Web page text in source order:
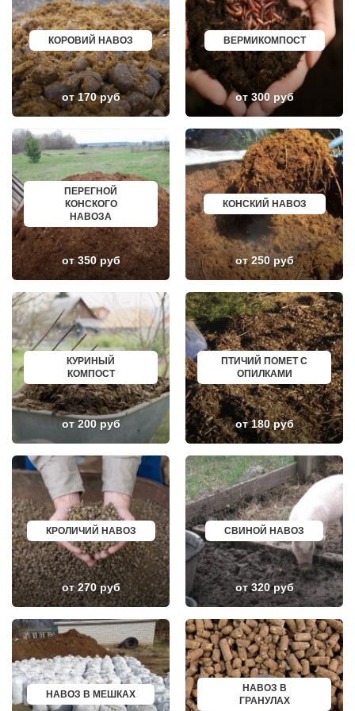
ЛУХОВИЦЫ
ЛЫТКАРИНО
ЛЬВОВСКИЙ
ЛЮБЕРЦЫ
ЛЮБУЧАНЫ
МАЛАХОВКА
МАЛИНО
МАМЫРИ
МАРФИНО
МЕНДЕЛЕЕВО
МЕШКОВО
МЕЩЕРИНО
МИХНЕВО
МИШЕРОНСКИЙ
МОЖАЙСК
МОЛОДЕЖНЫЙ
МОЛОКОВО
МОНИНО
МОСКОВСКИЙ
МУХАНОВО
МЫТИЩИ
НАРО-ФОМИНСК
НАХАБИНО
НЕКРАСОВКА
НЕКРАСОВСКИЙ
НЕМЧИНОВКА
НИЖНЕЕ ВАЛУЕВО
НОВИНКИ
НОВОБРАТЦЕВСКИЙ
НОВОИВАНОВСКОЕ
НОВОПЕТРОВСКОЕ
НОВОПОДРЕЗКОВО
НОВОСИНЬКОВО
ОБОЛЕНСК
ОБУХОВО
ОДИНЦОВО
ОЖЕРЕЛЬЕ
ОКТЯБРЬСКИЙ
ОПАЛИХА
ОРЕХОВО-ЗУЕВО
ОСТРОВЦЫ
ПАВЛОВСКАЯ СЛОБОДА
ПАВЛОВСКИЙ ПОСАД
ПЕНИНО
ПЕРВОМАЙСКОЕ
ПЕРЕСВЕТ
ПЕСКИ
ПИРОГОВСКИЙ
ПОВАРОВО
ПОДОЛЬСК
ПОЛУШКИНО
ПОСЕЛОК ВОСКРЕСЕНСКОЕ
ПОСЕЛОК БИОКОМБИНАТА
ПОСЕЛОК БОЛЬШЕВИК
ДИМИТРОВГРАД
СИМ
МАЛОЯРОСЛАВЕЦ
МАРИИНСК
МИНУСИНСК
ВЕРХНЯЯ ПЫШМА
РОССОШЬ
УСТЬ ЛАБИНСК
КОМСОМОЛЬСК
РЖЕВ
АЛЕКСЕЕВКА
ВЯЗЬМА
ИШИМ
ПОКРОВ
ЗЕЛЕНОДОЛЬСК
ЛИВНЫ
БОБРОВ
ЛИСКИ
КУЗНЕЦК
БАЛАШОВ
ВЫШНИЙ ВОЛОЧЕК
БЕЛОЯРСКИЙ
ГУСЬ ХРУСТАЛЬНЫЙ
ИЗБЕРБАШ
НАЗРАНЬ
АБИНСК
ПЕРЕВОЗ
ИСКИТИМ
СЫСЕРТЬ
КЫЗЫЛ
МИХАЙЛОВКА
АКСАЙ
ПЕРЕСЛАВЛЬ ЗАЛЕССКИЙ
ЖУКОВ
КУРЧАТОВ
УГЛИЧ
ШЕБЕКИНО
БЕЛОВО
СОКОЛ
ОЗЕРСК
ОКТЯБРЬСК
КИМРЫ
КОТЛАС
УСТЬ ИЛИМСК
ШАДРИНСК
ДАНКОВ
МИЧУРИНСК
ВЯЗНИКИ
ГОРОДЕЦ
САСОВО
СУХОЙ ЛОГ
ГУРЬЕВСК
МИХАЙЛОВ
НЯГАНЬ
МЕЛЕУЗ
КОРОВИЙ НАВОЗ
от 170 руб
ВЕРМИКОМПОСТ
от 300 руб
ПЕРЕГНОЙ
КОНСКОГО
НАВОЗА
от 350 руб
КОНСКИЙ НАВОЗ
от 250 руб
КУРИНЫЙ
КОМПОСТ
от 200 руб
ПТИЧИЙ ПОМЕТ С
ОПИЛКАМИ
от 180 руб
КРОЛИЧИЙ НАВОЗ
от 270 руб
СВИНОЙ НАВОЗ
от 320 руб
НАВОЗ В МЕШКАХ
НАВОЗ В
ГРАНУЛАХ